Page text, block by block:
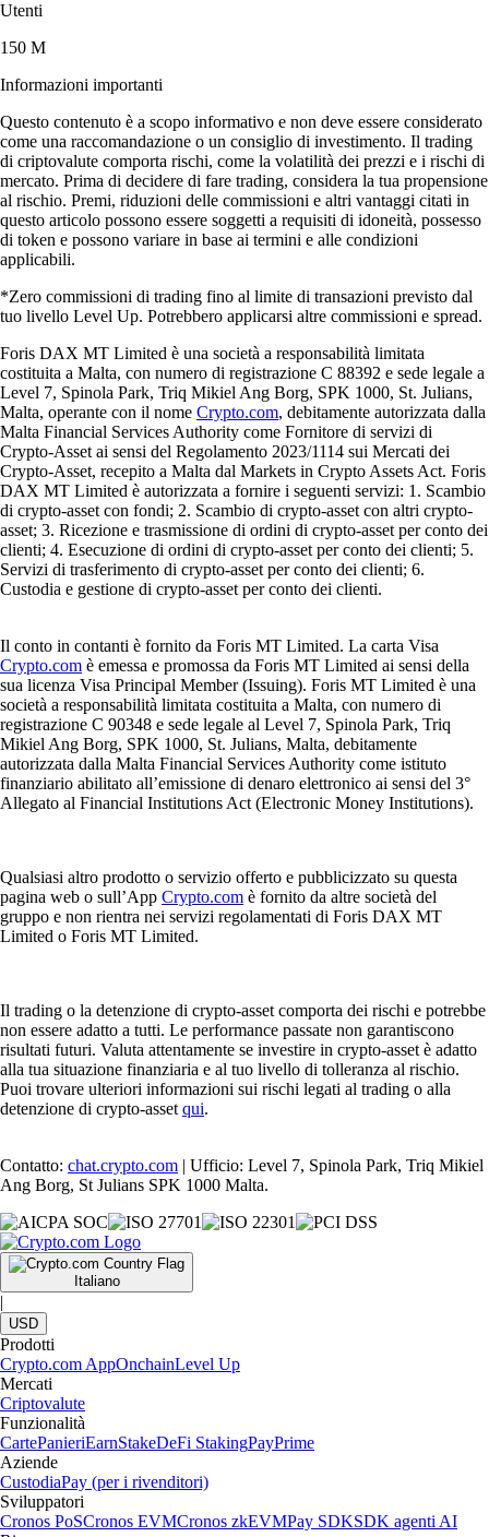
Utenti
150 M
Informazioni importanti
Questo contenuto è a scopo informativo e non deve essere considerato
come una raccomandazione o un consiglio di investimento. Il trading
di criptovalute comporta rischi, come la volatilità dei prezzi e i rischi di
mercato. Prima di decidere di fare trading, considera la tua propensione
al rischio. Premi, riduzioni delle commissioni e altri vantaggi citati in
questo articolo possono essere soggetti a requisiti di idoneità, possesso
di token e possono variare in base ai termini e alle condizioni
applicabili.
*Zero commissioni di trading fino al limite di transazioni previsto dal
tuo livello Level Up. Potrebbero applicarsi altre commissioni e spread.
Foris DAX MT Limited è una società a responsabilità limitata
costituita a Malta, con numero di registrazione C 88392 e sede legale a
Level 7, Spinola Park, Triq Mikiel Ang Borg, SPK 1000, St. Julians,
Malta, operante con il nome Crypto.com, debitamente autorizzata dalla
Malta Financial Services Authority come Fornitore di servizi di
Crypto-Asset ai sensi del Regolamento 2023/1114 sui Mercati dei
Crypto-Asset, recepito a Malta dal Markets in Crypto Assets Act. Foris
DAX MT Limited è autorizzata a fornire i seguenti servizi: 1. Scambio
di crypto-asset con fondi; 2. Scambio di crypto-asset con altri crypto-
asset; 3. Ricezione e trasmissione di ordini di crypto-asset per conto dei
clienti; 4. Esecuzione di ordini di crypto-asset per conto dei clienti; 5.
Servizi di trasferimento di crypto-asset per conto dei clienti; 6.
Custodia e gestione di crypto-asset per conto dei clienti.
Il conto in contanti è fornito da Foris MT Limited. La carta Visa
Crypto.com è emessa e promossa da Foris MT Limited ai sensi della
sua licenza Visa Principal Member (Issuing). Foris MT Limited è una
società a responsabilità limitata costituita a Malta, con numero di
registrazione C 90348 e sede legale al Level 7, Spinola Park, Triq
Mikiel Ang Borg, SPK 1000, St. Julians, Malta, debitamente
autorizzata dalla Malta Financial Services Authority come istituto
finanziario abilitato all’emissione di denaro elettronico ai sensi del 3°
Allegato al Financial Institutions Act (Electronic Money Institutions).
Qualsiasi altro prodotto o servizio offerto e pubblicizzato su questa
pagina web o sull’App Crypto.com è fornito da altre società del
gruppo e non rientra nei servizi regolamentati di Foris DAX MT
Limited o Foris MT Limited.
Il trading o la detenzione di crypto-asset comporta dei rischi e potrebbe
non essere adatto a tutti. Le performance passate non garantiscono
risultati futuri. Valuta attentamente se investire in crypto-asset è adatto
alla tua situazione finanziaria e al tuo livello di tolleranza al rischio.
Puoi trovare ulteriori informazioni sui rischi legati al trading o alla
detenzione di crypto-asset qui.
Contatto: chat.crypto.com | Ufficio: Level 7, Spinola Park, Triq Mikiel
Ang Borg, St Julians SPK 1000 Malta.
Italiano
|
USD
Prodotti
Crypto.com AppOnchainLevel Up
Mercati
Criptovalute
Funzionalità
CartePanieriEarnStakeDeFi StakingPayPrime
Aziende
CustodiaPay (per i rivenditori)
Sviluppatori
Cronos PoSCronos EVMCronos zkEVMPay SDKSDK agenti AI